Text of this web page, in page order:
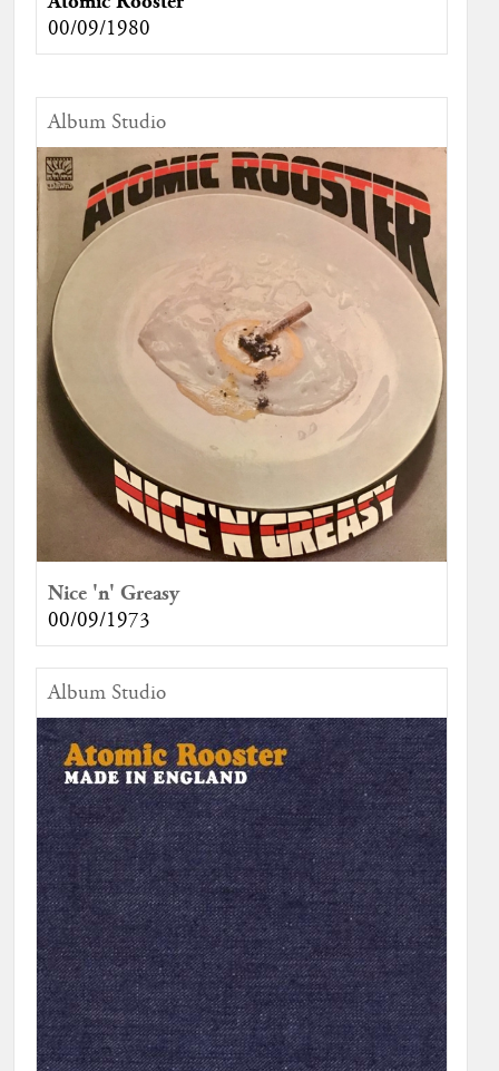
00/09/1980
Album Studio
Nice 'n' Greasy
00/09/1973
Album Studio